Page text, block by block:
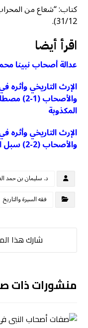
31/12).
اقرأ أيضا
عدالة أصحاب نبينا
الإرث التاريخي وأثره
المكذوبة
الإرث التاريخي وأثره
والأصحاب (2-2) سبل المعالجة وقواعد حاكمة
د. سليمان بن حمد
فقه السيرة والتاريخ
منشورات ذات